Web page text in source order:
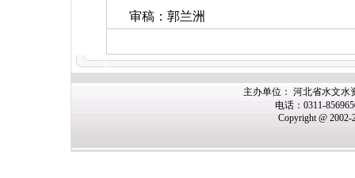
审稿：郭兰洲
主办单位： 河北省水文水
电话：0311-
Copyright @ 2002-